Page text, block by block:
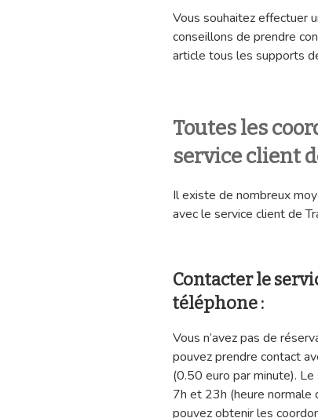
Vous souhaitez effectuer
conseillons de prendre
article tous les supports
Toutes les
service client
Il existe de nombreux
avec le service client de
Contacter le
téléphone :
Vous n’avez pas de
pouvez prendre contact
(0.50 euro par minute).
7h et 23h (heure normale
pouvez obtenir les